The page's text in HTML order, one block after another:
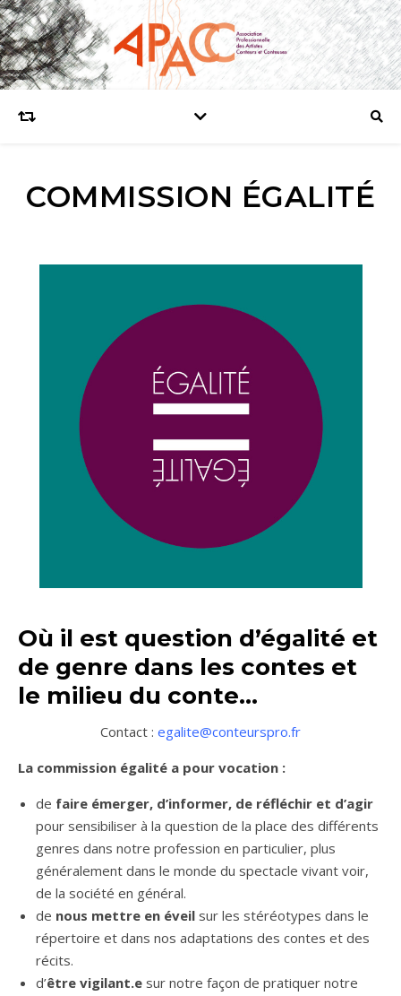
COMMISSION ÉGALITÉ
Où il est question d’égalité et
de genre dans les contes et
le milieu du conte…
Contact : egalite@conteurspro.fr
La commission égalité a pour vocation :
de faire émerger, d’informer, de réfléchir et d’agir
pour sensibiliser à la question de la place des différents
genres dans notre profession en particulier, plus
généralement dans le monde du spectacle vivant voir,
de la société en général.
de nous mettre en éveil sur les stéréotypes dans le
répertoire et dans nos adaptations des contes et des
récits.
d’être vigilant.e sur notre façon de pratiquer notre